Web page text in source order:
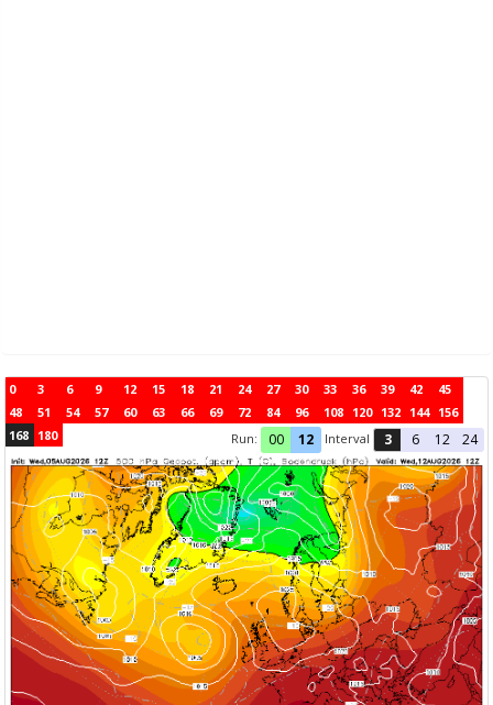
0 3 6 9 12 15 18 21 24 27 30 33 36 39 42
45
48
51 54 57 60 63 66 69 72 84 96 108 120 132 144 156
168 180 Run: 00 12 Interval 3 6 12 24